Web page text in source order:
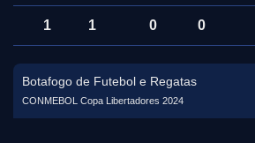
1 1 0 0
Botafogo de Futebol e Regatas
CONMEBOL Copa Libertadores 2024